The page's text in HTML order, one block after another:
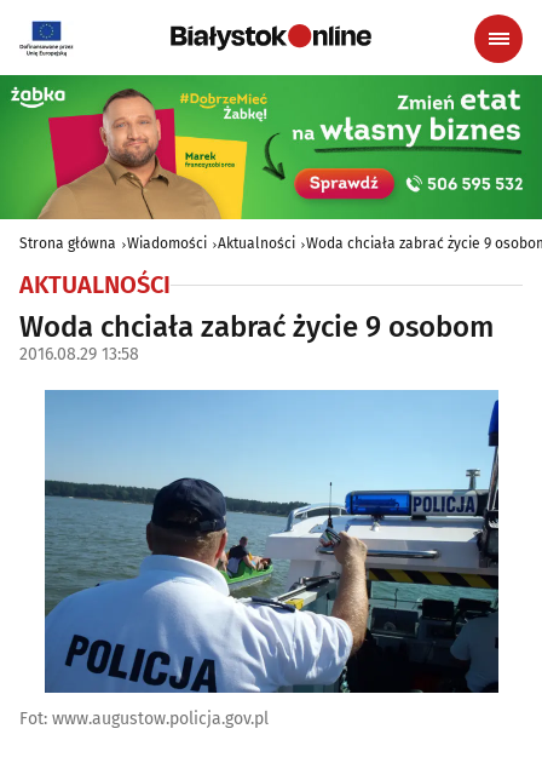
Strona główna Wiadomości Aktualności Woda chciała zabrać życie 9
AKTUALNOŚCI
Woda chciała zabrać życie 9 osobom
2016.08.29 13:58
Fot: www.augustow.policja.gov.pl